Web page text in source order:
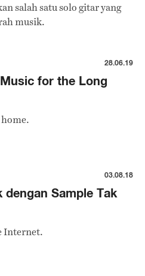
salah satu solo gitar yang
musik.
28.06.19
for the Long
03.08.18
Sample Tak
Internet.